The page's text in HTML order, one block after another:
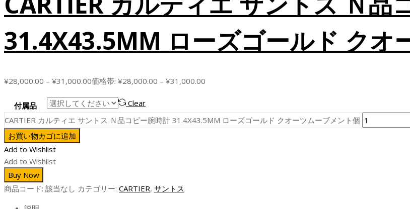
31.4X43.5MM ローズゴールド クオ
¥28,000.00 – ¥31,000.00価格帯: ¥28,000.00 – ¥31,000.00
付属品
Clear
CARTIER カルティエ サントス Ｎ品コピー腕時計 31.4X43.5MM ローズゴールド クオーツムーブメント個
お買い物カゴに追加
Add to Wishlist
Add to Wishlist
Buy Now
商品コード: 該当なし カテゴリー: CARTIER, サントス